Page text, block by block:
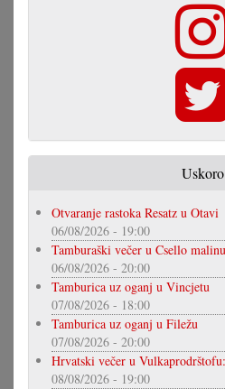
Uskoro
Otvaranje rastoka Resatz u Otavi
06/08/2026 - 19:00
Tamburaški večer u Csello malinu
06/08/2026 - 20:00
Tamburica uz oganj u Vincjetu
07/08/2026 - 18:00
Tamburica uz oganj u Filežu
07/08/2026 - 20:00
Hrvatski večer u
08/08/2026 - 19:00